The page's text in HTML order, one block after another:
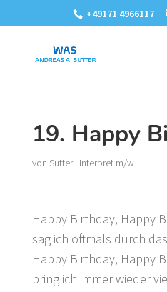
+49171 4966117
19. Happy
von Sutter| Interpret m/w
Happy Birthday, Happy
sag ich oftmals durch
Happy Birthday, Happy
bring ich immer wieder